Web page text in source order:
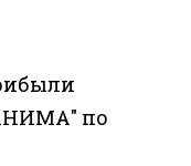
по